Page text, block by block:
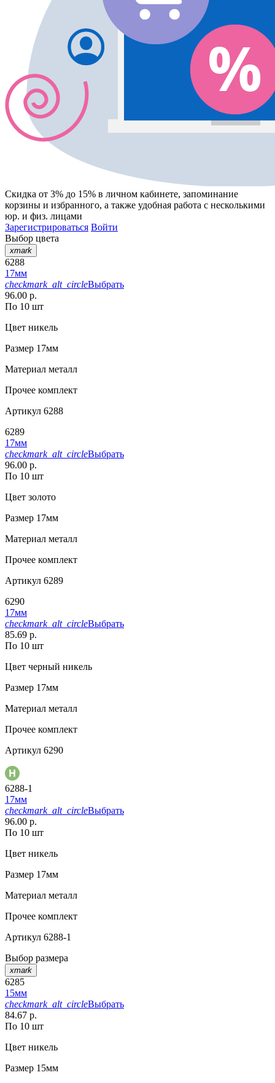
Скидка от 3% до 15% в личном кабинете, запоминание
корзины и избранного, а также удобная работа с несколькими
юр. и физ. лицами
Зарегистрироваться Войти
Выбор цвета
xmark
6288
17мм
checkmark_alt_circleВыбрать
96.00 р.
По 10 шт
Цвет никель
Размер 17мм
Материал металл
Прочее комплект
Артикул 6288
6289
17мм
checkmark_alt_circleВыбрать
96.00 р.
По 10 шт
Цвет золото
Размер 17мм
Материал металл
Прочее комплект
Артикул 6289
6290
17мм
checkmark_alt_circleВыбрать
85.69 р.
По 10 шт
Цвет черный никель
Размер 17мм
Материал металл
Прочее комплект
Артикул 6290
6288-1
17мм
checkmark_alt_circleВыбрать
96.00 р.
По 10 шт
Цвет никель
Размер 17мм
Материал металл
Прочее комплект
Артикул 6288-1
Выбор размера
xmark
6285
15мм
checkmark_alt_circleВыбрать
84.67 р.
По 10 шт
Цвет никель
Размер 15мм